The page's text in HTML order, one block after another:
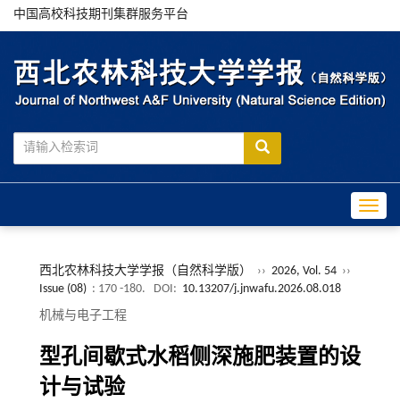
中国高校科技期刊集群服务平台
西北农林科技大学学报（自然科学版） ›› 2026, Vol. 54 ››
Issue (08) : 170 -180. DOI: 10.13207/j.jnwafu.2026.08.018
机械与电子工程
型孔间歇式水稻侧深施肥装置的设
计与试验